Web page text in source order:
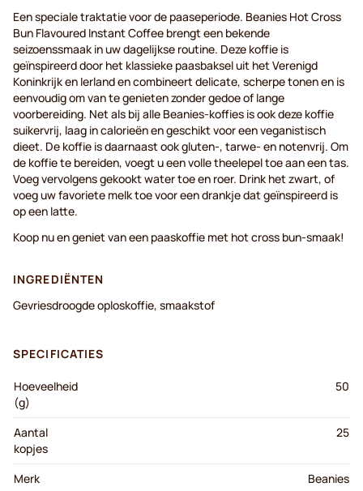
Een speciale traktatie voor de paaseperiode. Beanies Hot Cross
Bun Flavoured Instant Coffee brengt een bekende
seizoenssmaak in uw dagelijkse routine. Deze koffie is
geïnspireerd door het klassieke paasbaksel uit het Verenigd
Koninkrijk en Ierland en combineert delicate, scherpe tonen en is
eenvoudig om van te genieten zonder gedoe of lange
voorbereiding. Net als bij alle Beanies-koffies is ook deze koffie
suikervrij, laag in calorieën en geschikt voor een veganistisch
dieet. De koffie is daarnaast ook gluten-, tarwe- en notenvrij. Om
de koffie te bereiden, voegt u een volle theelepel toe aan een tas.
Voeg vervolgens gekookt water toe en roer. Drink het zwart, of
voeg uw favoriete melk toe voor een drankje dat geïnspireerd is
op een latte.
Koop nu en geniet van een paaskoffie met hot cross bun-smaak!
INGREDIËNTEN
Gevriesdroogde oploskoffie, smaakstof
SPECIFICATIES
Hoeveelheid
(g)
50
Aantal
kopjes
25
Merk
Beanies